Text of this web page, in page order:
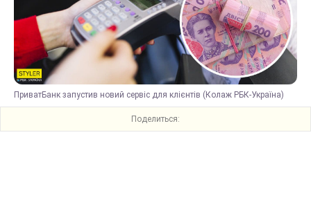
ПриватБанк запустив новий сервіс для клієнтів (Колаж РБК-Україна)
Поделиться: